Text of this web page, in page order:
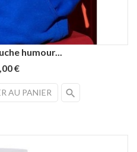
humour...
€
AU PANIER search